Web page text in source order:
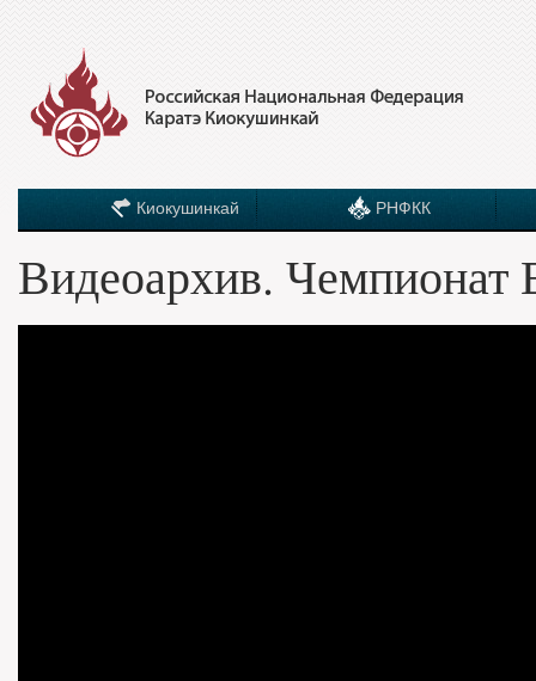
Киокушинкай РНФКК
Видеоархив. Чемпионат